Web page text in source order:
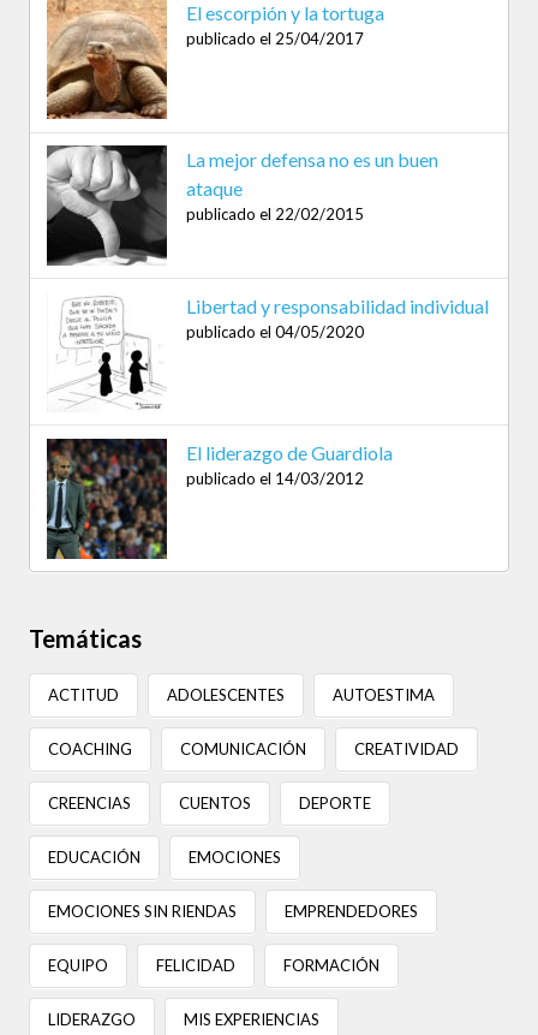
El escorpión y la tortuga
publicado el 25/04/2017
La mejor defensa no es un buen
ataque
publicado el 22/02/2015
Libertad y responsabilidad individual
publicado el 04/05/2020
El liderazgo de Guardiola
publicado el 14/03/2012
Temáticas
ACTITUD ADOLESCENTES AUTOESTIMA
COACHING COMUNICACIÓN CREATIVIDAD
CREENCIAS CUENTOS DEPORTE
EDUCACIÓN EMOCIONES
EMOCIONES SIN RIENDAS EMPRENDEDORES
EQUIPO FELICIDAD FORMACIÓN
LIDERAZGO MIS EXPERIENCIAS